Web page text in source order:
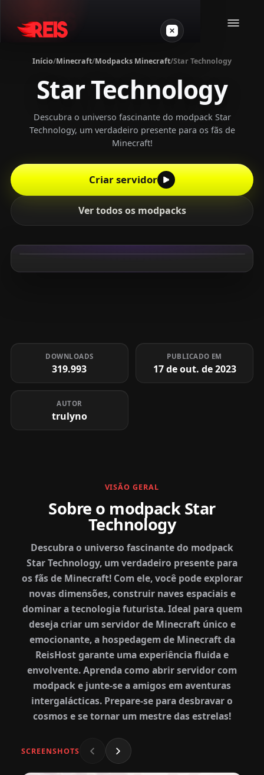
Minecraft
Outros jogos
Login
Início/Minecraft/Modpacks Minecraft/Star Technology
Star Technology
Descubra o universo fascinante do modpack Star
Technology, um verdadeiro presente para os fãs de
Minecraft!
Criar servidor
Ver todos os modpacks
DOWNLOADS
319.993
PUBLICADO EM
17 de out. de 2023
AUTOR
trulyno
VISÃO GERAL
Sobre o modpack Star
Technology
Descubra o universo fascinante do modpack
Star Technology, um verdadeiro presente para
os fãs de Minecraft! Com ele, você pode explorar
novas dimensões, construir naves espaciais e
dominar a tecnologia futurista. Ideal para quem
deseja criar um servidor de Minecraft único e
emocionante, a hospedagem de Minecraft da
ReisHost garante uma experiência fluida e
envolvente. Aprenda como abrir servidor com
modpack e junte-se a amigos em aventuras
intergalácticas. Prepare-se para desbravar o
cosmos e se tornar um mestre das estrelas!
SCREENSHOTS